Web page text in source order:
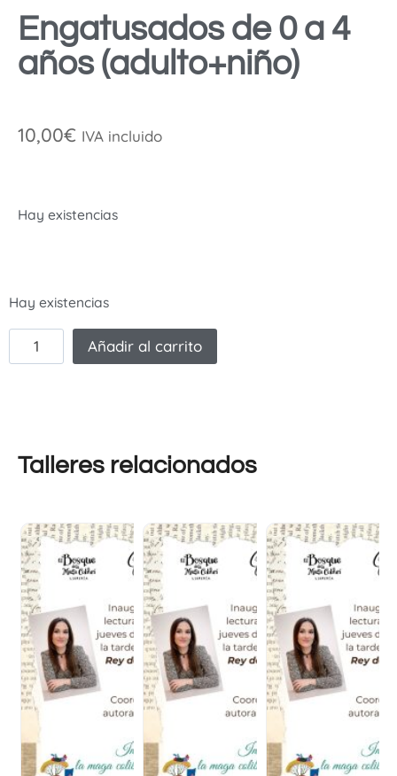
Engatusados de 0 a 4
años (adulto+niño)
10,00€ IVA incluido
Hay existencias
Hay existencias
Añadir al carrito
Talleres relacionados